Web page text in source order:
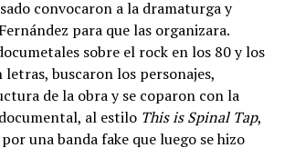
convocaron a la dramaturga y
para que las organizara.
sobre el rock en los 80 y los
letras, buscaron los personajes,
de la obra y se coparon con la
al estilo This is Spinal Tap,
una banda fake que luego se hizo